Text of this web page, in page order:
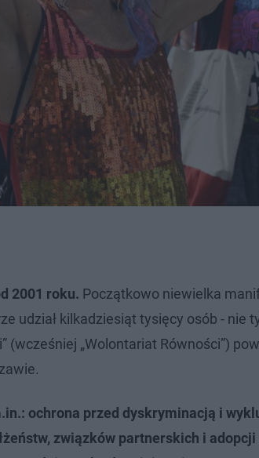
2001 roku. Początkowo niewielka
udział kilkadziesiąt tysięcy osób - nie
(wcześniej „Wolontariat Równości”)
ochrona przed dyskryminacją i
związków partnerskich i